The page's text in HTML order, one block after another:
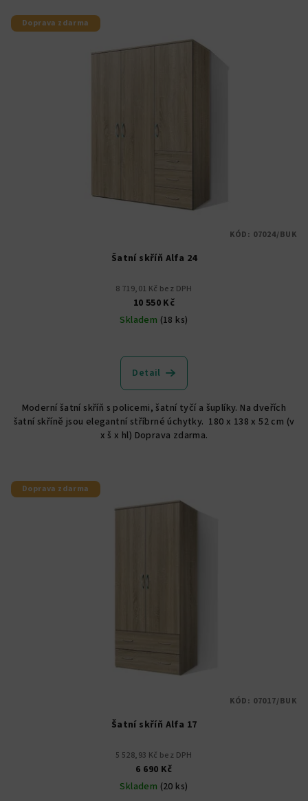
Doprava zdarma
Šatní skříň Alfa 24
8 719,01 Kč bez DPH
10 550 Kč
Skladem (18 ks)
hodnocení
produktu
z
5
hvězdiček.
Detail
Moderní šatní skříň s policemi, šatní tyčí a šuplíky. Na dveřích
šatní skříně jsou elegantní stříbrné úchytky. 180 x 138 x 52 cm (v
x š x hl) Doprava zdarma.
KÓD: 07024/BUK
Doprava zdarma
Šatní skříň Alfa 17
5 528,93 Kč bez DPH
6 690 Kč
Skladem (20 ks)
KÓD: 07017/BUK